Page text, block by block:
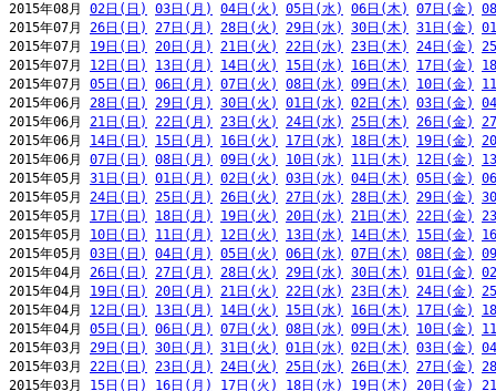
2015年08月 02日(日) 03日(月) 04日(火) 05日(水) 06日(木) 07日(金)
2015年07月 26日(日) 27日(月) 28日(火) 29日(水) 30日(木) 31日(金)
2015年07月 19日(日) 20日(月) 21日(火) 22日(水) 23日(木) 24日(金)
2015年07月 12日(日) 13日(月) 14日(火) 15日(水) 16日(木) 17日(金)
2015年07月 05日(日) 06日(月) 07日(火) 08日(水) 09日(木) 10日(金)
2015年06月 28日(日) 29日(月) 30日(火) 01日(水) 02日(木) 03日(金)
2015年06月 21日(日) 22日(月) 23日(火) 24日(水) 25日(木) 26日(金)
2015年06月 14日(日) 15日(月) 16日(火) 17日(水) 18日(木) 19日(金)
2015年06月 07日(日) 08日(月) 09日(火) 10日(水) 11日(木) 12日(金)
2015年05月 31日(日) 01日(月) 02日(火) 03日(水) 04日(木) 05日(金)
2015年05月 24日(日) 25日(月) 26日(火) 27日(水) 28日(木) 29日(金)
2015年05月 17日(日) 18日(月) 19日(火) 20日(水) 21日(木) 22日(金)
2015年05月 10日(日) 11日(月) 12日(火) 13日(水) 14日(木) 15日(金)
2015年05月 03日(日) 04日(月) 05日(火) 06日(水) 07日(木) 08日(金)
2015年04月 26日(日) 27日(月) 28日(火) 29日(水) 30日(木) 01日(金)
2015年04月 19日(日) 20日(月) 21日(火) 22日(水) 23日(木) 24日(金)
2015年04月 12日(日) 13日(月) 14日(火) 15日(水) 16日(木) 17日(金)
2015年04月 05日(日) 06日(月) 07日(火) 08日(水) 09日(木) 10日(金)
2015年03月 29日(日) 30日(月) 31日(火) 01日(水) 02日(木) 03日(金)
2015年03月 22日(日) 23日(月) 24日(火) 25日(水) 26日(木) 27日(金)
2015年03月 15日(日) 16日(月) 17日(火) 18日(水) 19日(木) 20日(金)